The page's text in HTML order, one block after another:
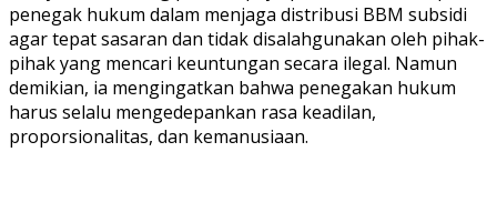
penegak hukum dalam menjaga distribusi BBM subsidi
agar tepat sasaran dan tidak disalahgunakan oleh pihak-
pihak yang mencari keuntungan secara ilegal. Namun
demikian, ia mengingatkan bahwa penegakan hukum
harus selalu mengedepankan rasa keadilan,
proporsionalitas, dan kemanusiaan.